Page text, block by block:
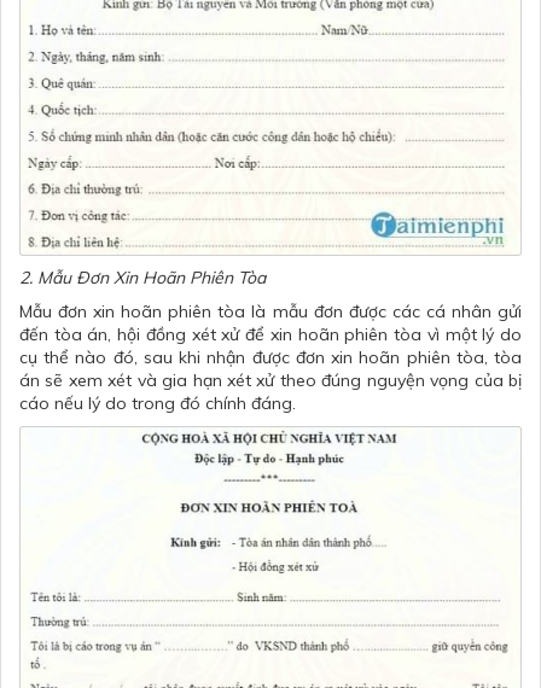
2. Mẫu Đơn Xin Hoãn Phiên Tòa
Mẫu đơn xin hoãn phiên tòa là mẫu đơn được các cá nhân gửi
đến tòa án, hội đồng xét xử để xin hoãn phiên tòa vì một lý do
cụ thể nào đó, sau khi nhận được đơn xin hoãn phiên tòa, tòa
án sẽ xem xét và gia hạn xét xử theo đúng nguyện vọng của bị
cáo nếu lý do trong đó chính đáng.